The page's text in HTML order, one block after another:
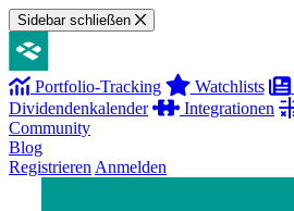
Sidebar schließen
Portfolio-Tracking Watchlists
Dividendenkalender
Integrationen
Community
Blog
Registrieren Anmelden